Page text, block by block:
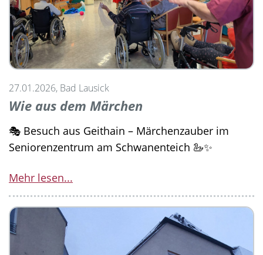
27.01.2026, Bad Lausick
Wie aus dem Märchen
🎭 Besuch aus Geithain – Märchenzauber im
Seniorenzentrum am Schwanenteich 🦢✨
Mehr lesen...